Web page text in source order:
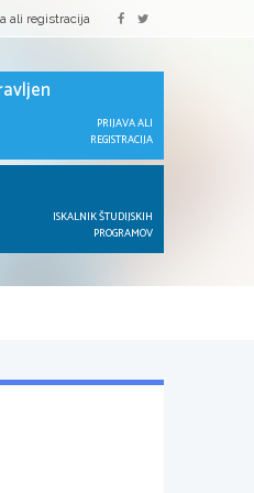
ali registracija
PRIJAVA ALI
REGISTRACIJA
ISKALNIK ŠTUDIJSKIH
PROGRAMOV